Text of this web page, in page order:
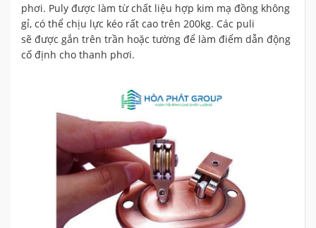
phơi. Puly được làm từ chất liệu hợp kim mạ đồng không
gỉ, có thể chịu lực kéo rất cao trên 200kg. Các puli
sẽ được gắn trên trần hoặc tường để làm điểm dẫn động
cố định cho thanh phơi.